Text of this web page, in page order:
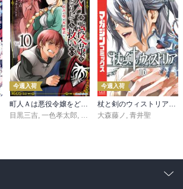
メル。
今週入荷
町人Ａは悪役令嬢をどうしても救いたい ～どぶと空と氷の姫君～１０【電子書店共通特典イラスト付】
目黒三吉, 一色孝太郎, Parum
今週入荷
杖と剣のウィストリア（１６）
大森藤ノ , 青井聖